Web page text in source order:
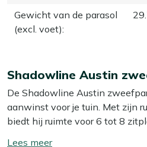
Gewicht van de parasol
(excl. voet):
Shadowline Austin
De Shadowline Austin
aanwinst voor je tuin. Met zijn
biedt hij ruimte voor 6 tot 8
Toon/verberg